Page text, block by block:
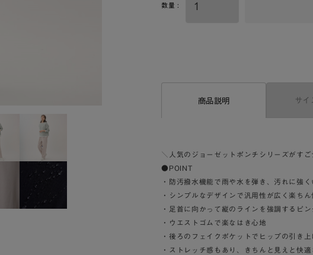
数量 :
商品説明 サイ
＼人気のジョーゼットポンチシリーズがす
●POINT
・防汚撥水機能で雨や水を弾き、汚れに強
・シンプルなデザインで汎用性が広く楽ちん
・足首に向かって縦のラインを強調するピ
・ウエストゴムで楽なはき心地
・後ろのフェイクポケットでヒップの引き
・ストレッチ感もあり、きちんと見えと快